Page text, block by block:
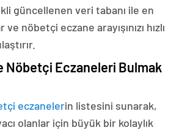
güncellenen veri tabanı ile en
nöbetçi eczane arayışınızı hızlı
Nöbetçi Eczaneleri Bulmak
eczanelerin listesini sunarak,
olanlar için büyük bir kolaylık